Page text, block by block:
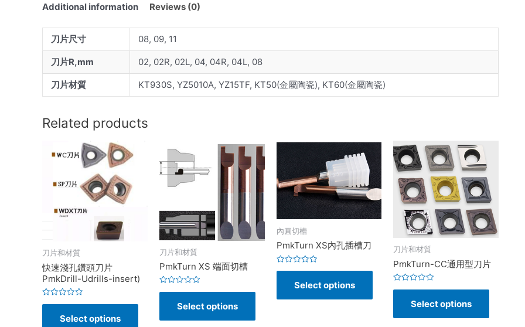
Additional information Reviews (0)
刀片尺寸 08, 09, 11
刀片R,mm 02, 02R, 02L, 04, 04R, 04L, 08
刀片材質 KT930S, YZ5010A, YZ15TF, KT50(金屬陶瓷), KT60(金屬陶瓷)
Related products
刀片和材質
快速淺孔鑽頭刀片
PmkDrill-Udrills-insert)
Rated
Select options
刀片和材質
PmkTurn XS 端面切槽
Rated
5
Select options
內圓切槽
PmkTurn XS內孔插槽刀
Rated
5
Select options
刀片和材質
PmkTurn-CC通用型刀片
Rated
5
Select options